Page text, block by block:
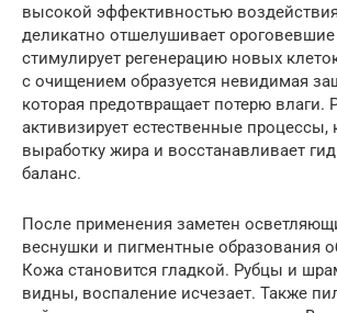
высокой эффективностью
деликатно отшелушивает
стимулирует регенерацию новых
с очищением образуется невидимая
которая предотвращает потерю влаги.
активизирует естественные процессы,
выработку жира и восстанавливает
баланс.
После применения заметен
веснушки и пигментные образования
Кожа становится гладкой. Рубцы и
видны, воспаление исчезает. Также